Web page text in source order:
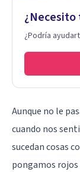
¿Necesito
¿Podría
Aunque no le
cuando nos
sucedan cosas
pongamos